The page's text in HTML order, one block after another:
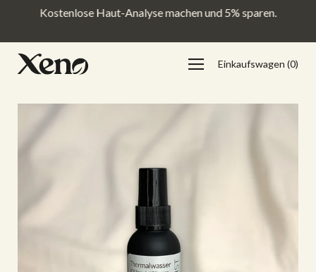
Kostenlose Haut-Analyse machen und 5% sparen.
Navigationsmenü
öffnen
Einkaufswagen (0)